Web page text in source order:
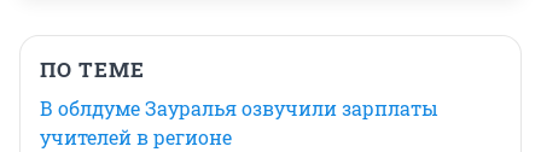
ПО ТЕМЕ
В облдуме Зауралья озвучили зарплаты
учителей в регионе